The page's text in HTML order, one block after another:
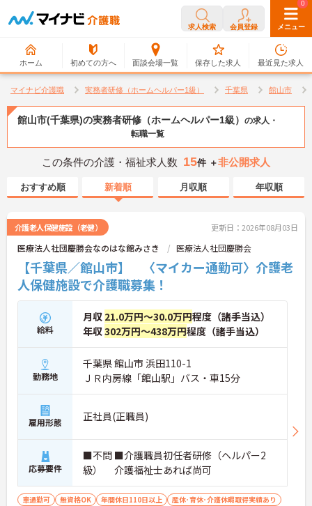
求人検索 会員登録 メニュー
ホーム 初めての方へ 面談会場一覧
0
保存した求人
0
最近見た求人
マイナビ介護職 実務者研修（ホームヘルパー1級） 千葉県 館山市
館山市(千葉県)の実務者研修（ホームヘルパー1級） の求人・
転職一覧
この条件の介護・福祉求人数 15件 ＋非公開求人
おすすめ順 新着順 月収順 年収順
介護老人保健施設（老健） 更新日：2026年08月03日
医療法人社団慶勝会なのはな館みさき 医療法人社団慶勝会
【千葉県／館山市】 〈マイカー通勤可〉介護老
人保健施設で介護職募集！
給料
月収 21.0万円～30.0万円程度（諸手当込）
年収302万円～438万円程度（諸手当込）
勤務地
千葉県 館山市 浜田110-1
ＪＲ内房線「館山駅」バス・車15分
雇用形態 正社員(正職員)
応募要件
■不問 ■介護職員初任者研修（ヘルパー2
級） 介護福祉士あれば尚可
車通勤可 無資格OK 年間休日110日以上
産休･育休･介護休暇取得実績あり